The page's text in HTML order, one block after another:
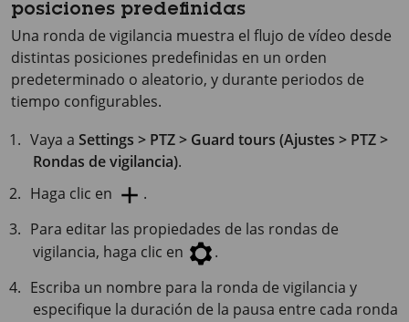
posiciones predefinidas
Una ronda de vigilancia muestra el flujo de vídeo desde
distintas posiciones predefinidas en un orden
predeterminado o aleatorio, y durante periodos de
tiempo configurables.
Vaya aSettings > PTZ > Guard tours (Ajustes > PTZ >
Rondas de vigilancia).
Haga clic en
.
Para editar las propiedades de las rondas de
vigilancia, haga clic en
.
Escriba un nombre para la ronda de vigilancia y
especifique la duración de la pausa entre cada ronda